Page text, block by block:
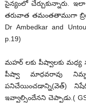
సైన్యంలో చేర్చుకున్నారు.
తరువాత తమంతతాముగా
Dr Ambedkar and
p.19)
మహర్ లకు పీష్వాలకు మధ్య
పీష్వా మాధవరావు నిమ్న
పనిచేయించడాన్ని(వెత్)
ఇవ్వాల్సిందేనని చెప్పాడు.( GS